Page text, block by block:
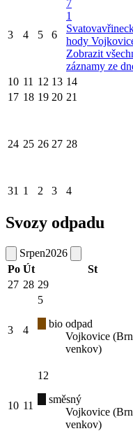
3 4 5 6
7
1
hody
Zobrazit
záznamy ze
10 11 12 13 14
17 18 19 20 21
24 25 26 27 28
31 1 2 3 4
Svozy odpadu
Srpen2026
Po Út St
27 28 29
3 4
5
bio odpad
Vojkovice
venkov)
10 11
12
směsný
Vojkovice
venkov)